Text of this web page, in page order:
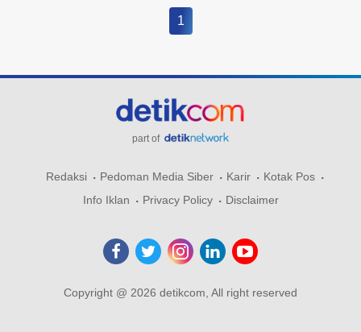
1
part of
Redaksi Pedoman Media Siber Karir
Kotak Pos
Info Iklan
Privacy Policy Disclaimer
Copyright @ 2026 detikcom, All right reserved